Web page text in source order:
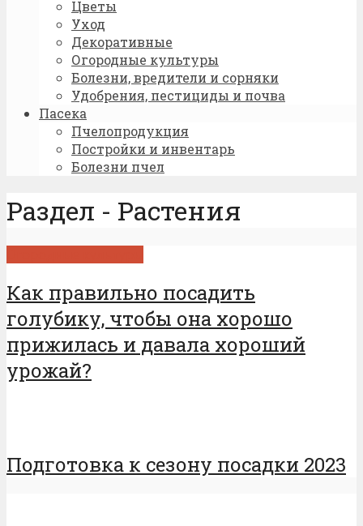
Цветы
Уход
Декоративные
Огородные культуры
Болезни, вредители и сорняки
Удобрения, пестициды и почва
Пасека
Пчелопродукция
Постройки и инвентарь
Болезни пчел
Раздел - Растения
Как правильно посадить
голубику, чтобы она хорошо
прижилась и давала хороший
урожай?
Подготовка к сезону посадки 2023